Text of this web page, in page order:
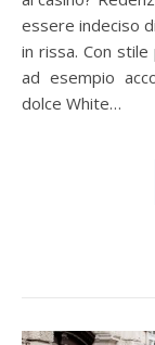
essere indeciso
in rissa. Con
ad esempio
dolce White…